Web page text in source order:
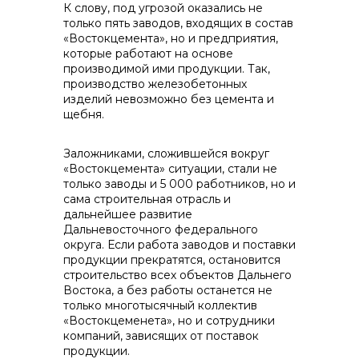
К слову, под угрозой оказались не
только пять заводов, входящих в состав
«Востокцемента», но и предприятия,
которые работают на основе
производимой ими продукции. Так,
производство железобетонных
изделий невозможно без цемента и
щебня.
Заложниками, сложившейся вокруг
«Востокцемента» ситуации, стали не
только заводы и 5 000 работников, но и
сама строительная отрасль и
дальнейшее развитие
Дальневосточного федерального
округа. Если работа заводов и поставки
продукции прекратятся, остановится
строительство всех объектов Дальнего
Востока, а без работы останется не
только многотысячный коллектив
«Востокцеменета», но и сотрудники
компаний, зависящих от поставок
продукции.